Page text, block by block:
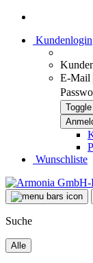
Kundenlogin
E-Mail
Wunschliste
Suche
Alle